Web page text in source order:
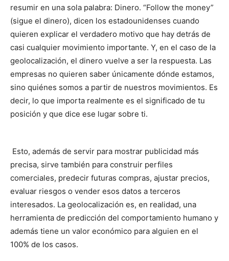
resumir en una sola palabra: Dinero. “Follow the money”
(sigue el dinero), dicen los estadounidenses cuando
quieren explicar el verdadero motivo que hay detrás de
casi cualquier movimiento importante. Y, en el caso de la
geolocalización, el dinero vuelve a ser la respuesta. Las
empresas no quieren saber únicamente dónde estamos,
sino quiénes somos a partir de nuestros movimientos. Es
decir, lo que importa realmente es el significado de tu
posición y que dice ese lugar sobre ti.
Esto, además de servir para mostrar publicidad más
precisa, sirve también para construir perfiles
comerciales, predecir futuras compras, ajustar precios,
evaluar riesgos o vender esos datos a terceros
interesados. La geolocalización es, en realidad, una
herramienta de predicción del comportamiento humano y
además tiene un valor económico para alguien en el
100% de los casos.